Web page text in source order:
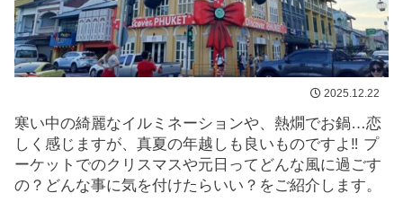
2025.12.22
寒い中の綺麗なイルミネーションや、熱燗でお鍋…恋
しく感じますが、真夏の年越しも良いものですよ‼ プ
ーケットでのクリスマスや元日ってどんな風に過ごす
の？どんな事に気を付けたらいい？をご紹介します。